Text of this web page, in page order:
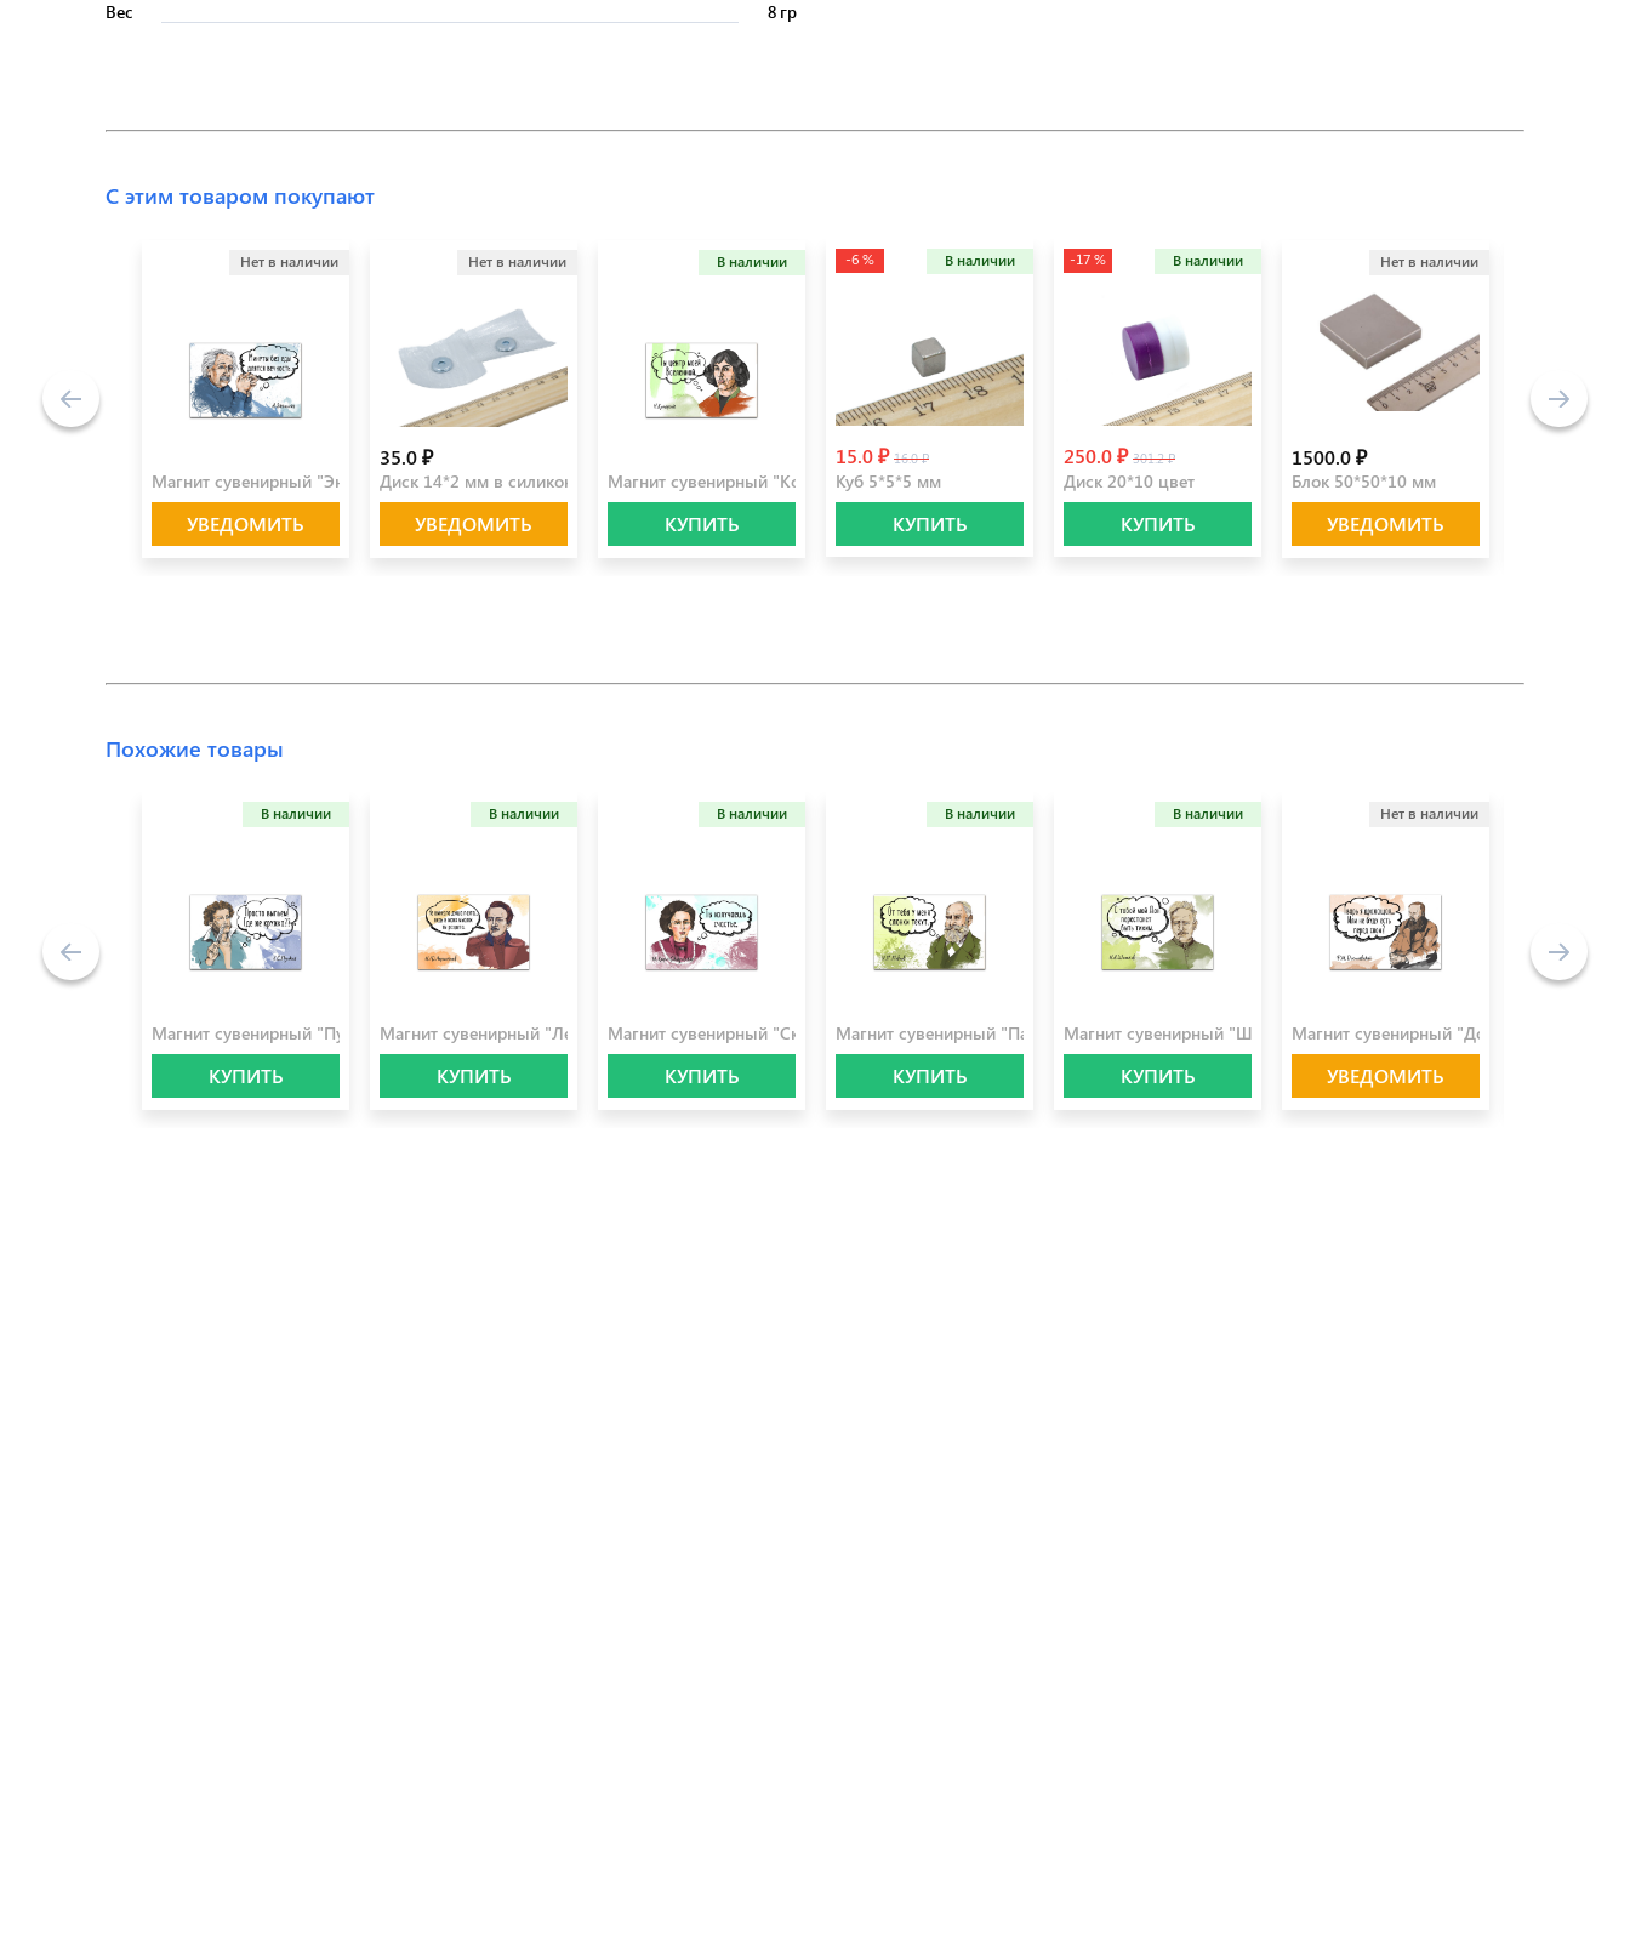
Вес 8 гр
С этим товаром покупают
Нет в наличии
Магнит сувенирный "Энштейн"
УВЕДОМИТЬ
Нет в наличии
35.0 ₽
Диск 14*2 мм в силиконе (пара)
УВЕДОМИТЬ
В наличии
Магнит сувенирный "Коперник"
КУПИТЬ
-6 % В наличии
15.0 ₽ 16.0 ₽
Куб 5*5*5 мм
КУПИТЬ
-17 % В наличии
250.0 ₽ 301.2 ₽
Диск 20*10 цвет
КУПИТЬ
Нет в наличии
1500.0 ₽
Блок 50*50*10 мм
УВЕДОМИТЬ
Похожие товары
В наличии
Магнит сувенирный "Пушкин"
КУПИТЬ
В наличии
Магнит сувенирный "Лермонтов"
КУПИТЬ
В наличии
Магнит сувенирный "Склодовская"
КУПИТЬ
В наличии
Магнит сувенирный "Павлов"
КУПИТЬ
В наличии
Магнит сувенирный "Шолохов"
КУПИТЬ
Нет в наличии
Магнит сувенирный "Достоевский"
УВЕДОМИТЬ